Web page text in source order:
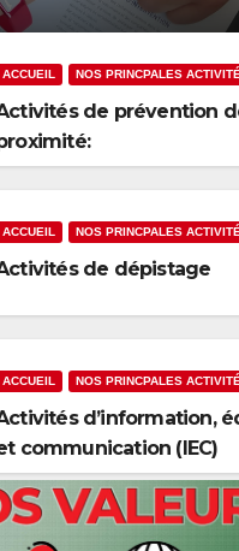
ACCUEIL NOS PRINCPALES
de prévention
ACCUEIL NOS PRINCPALES
de dépistage
ACCUEIL NOS PRINCPALES
d’information,
communication (IEC)